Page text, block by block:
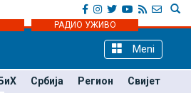
РАДИО УЖИВО
Meni
БиХ Србија Регион
Свијет